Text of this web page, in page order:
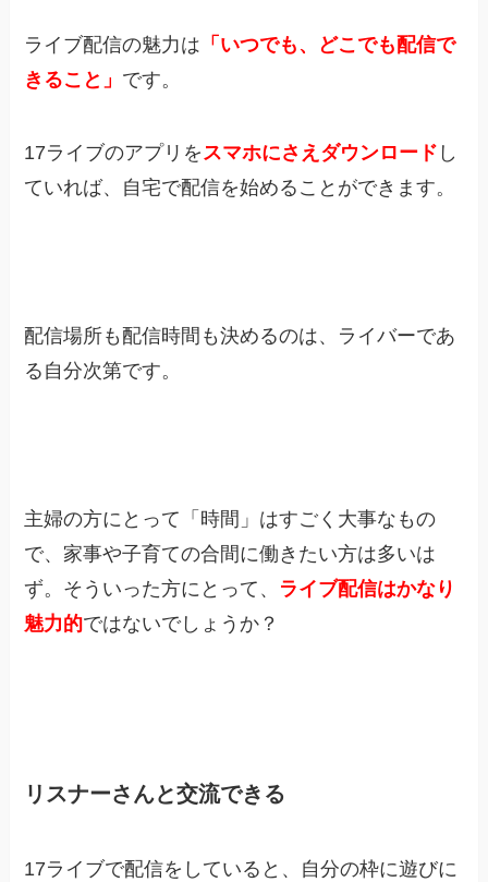
ライブ配信の魅力は 「いつでも、どこでも配信で
きること」 です。
17ライブのアプリをスマホにさえダウンロード し
ていれば、自宅で配信を始めることができます。
配信場所も配信時間も決めるのは、ライバーであ
る自分次第です。
主婦の方にとって「時間」はすごく大事なもの
で、家事や子育ての合間に働きたい方は多いは
ず。そういった方にとって、 ライブ配信はかなり
魅力的ではないでしょうか？
リスナーさんと交流できる
17ライブで配信をしていると、自分の枠に遊びに